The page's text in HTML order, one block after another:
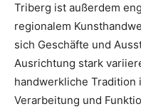
Triberg ist außerdem
regionalem
sich Geschäfte und
Ausrichtung stark
handwerkliche
Verarbeitung und